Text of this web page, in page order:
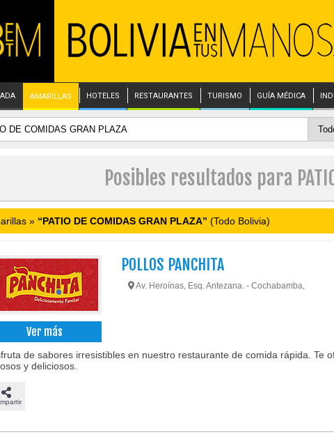
AMARILLAS HOTELES RESTAURANTES TURISMO GUÍA MÉDICA
Posibles resultados para PATIO
» “PATIO DE COMIDAS GRAN PLAZA” (Todo Bolivia)
Ver más
POLLOS PANCHITA
Av. Heroínas, Esq. Antezana. - Cochabamba,
de sabores irresistibles en nuestro restaurante de comida rápida. Te
y deliciosos.